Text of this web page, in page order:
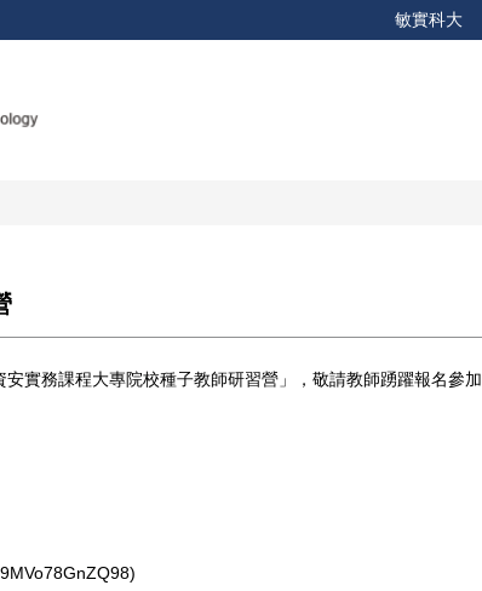
敏實科大
實務課程大專院校種子教師研習營」，敬請教師踴躍報名參加
)